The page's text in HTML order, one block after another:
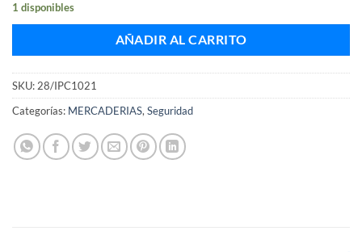
1 disponibles
AÑADIR AL CARRITO
SKU: 28/IPC1021
Categorías: MERCADERIAS, Seguridad